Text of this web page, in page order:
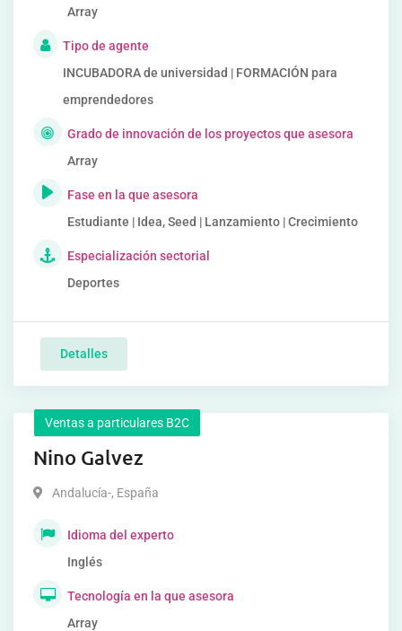
Array
Tipo de agente
INCUBADORA de universidad | FORMACIÓN para
emprendedores
Grado de innovación de los proyectos que asesora
Array
Fase en la que asesora
Estudiante | Idea, Seed | Lanzamiento | Crecimiento
Especialización sectorial
Deportes
Detalles
Ventas a particulares B2C
Nino Galvez
Andalucía-, España
Idioma del experto
Inglés
Tecnología en la que asesora
Array